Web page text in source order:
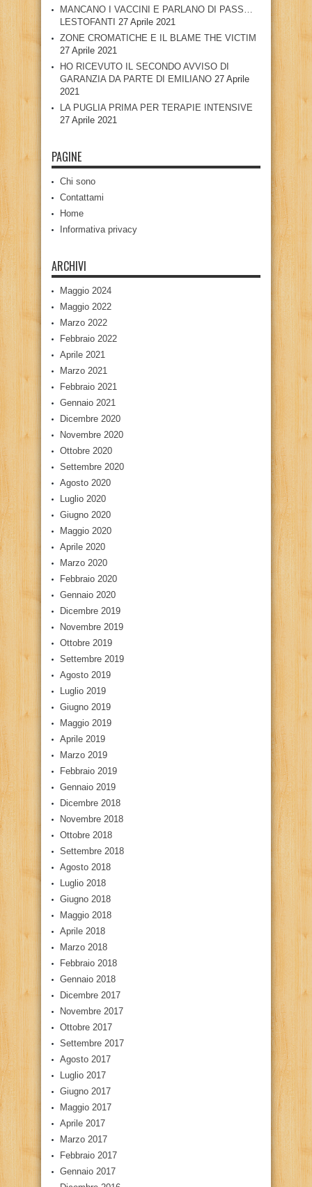
MANCANO I VACCINI E PARLANO DI PASS…
LESTOFANTI 27 Aprile 2021
ZONE CROMATICHE E IL BLAME THE VICTIM
27 Aprile 2021
HO RICEVUTO IL SECONDO AVVISO DI
GARANZIA DA PARTE DI EMILIANO 27 Aprile
2021
LA PUGLIA PRIMA PER TERAPIE INTENSIVE
27 Aprile 2021
PAGINE
Chi sono
Contattami
Home
Informativa privacy
ARCHIVI
Maggio 2024
Maggio 2022
Marzo 2022
Febbraio 2022
Aprile 2021
Marzo 2021
Febbraio 2021
Gennaio 2021
Dicembre 2020
Novembre 2020
Ottobre 2020
Settembre 2020
Agosto 2020
Luglio 2020
Giugno 2020
Maggio 2020
Aprile 2020
Marzo 2020
Febbraio 2020
Gennaio 2020
Dicembre 2019
Novembre 2019
Ottobre 2019
Settembre 2019
Agosto 2019
Luglio 2019
Giugno 2019
Maggio 2019
Aprile 2019
Marzo 2019
Febbraio 2019
Gennaio 2019
Dicembre 2018
Novembre 2018
Ottobre 2018
Settembre 2018
Agosto 2018
Luglio 2018
Giugno 2018
Maggio 2018
Aprile 2018
Marzo 2018
Febbraio 2018
Gennaio 2018
Dicembre 2017
Novembre 2017
Ottobre 2017
Settembre 2017
Agosto 2017
Luglio 2017
Giugno 2017
Maggio 2017
Aprile 2017
Marzo 2017
Febbraio 2017
Gennaio 2017